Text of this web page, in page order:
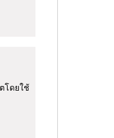
โดยใช้